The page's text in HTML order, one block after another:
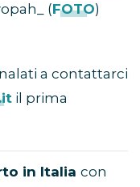
(FOTO)
a contattarci
il prima
in Italia con